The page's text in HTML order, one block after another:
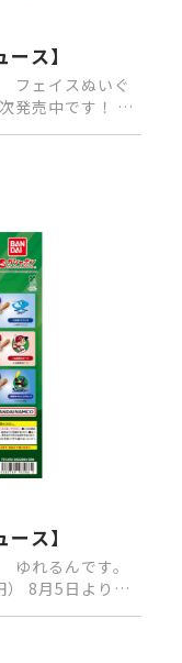
ス】
ェイスぬいぐ
発売中です！ 大
ス】
れるんです。
） 8月5日より順